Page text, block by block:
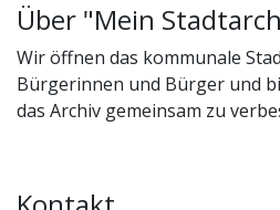
Über "Mein
Wir öffnen das kommunale
Bürgerinnen und Bürger und
das Archiv gemeinsam zu